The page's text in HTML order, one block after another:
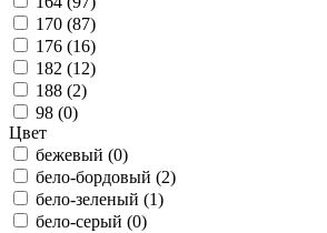
170 (87)
176 (16)
182 (12)
188 (2)
98 (0)
Цвет
бежевый (0)
бело-бордовый (2)
бело-зеленый (1)
бело-серый (0)